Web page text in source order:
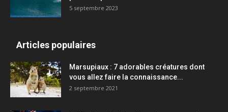
5 septembre 2023
Articles populaires
Marsupiaux : 7 adorables créatures dont
vous allez faire la connaissance...
2 septembre 2021